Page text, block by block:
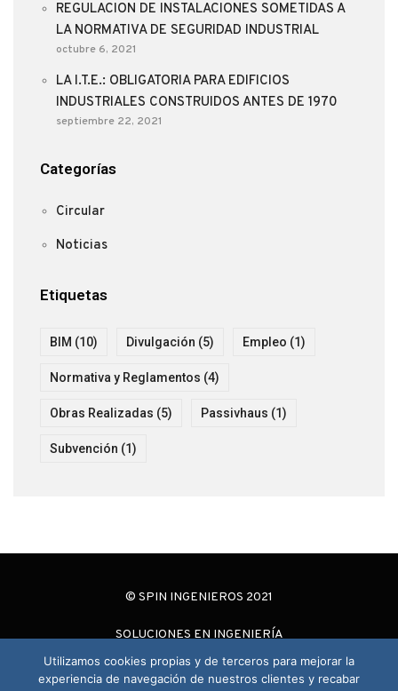
REGULACION DE INSTALACIONES SOMETIDAS A
LA NORMATIVA DE SEGURIDAD INDUSTRIAL
octubre 6, 2021
LA I.T.E.: OBLIGATORIA PARA EDIFICIOS
INDUSTRIALES CONSTRUIDOS ANTES DE 1970
septiembre 22, 2021
Categorías
Circular
Noticias
Etiquetas
BIM (10) Divulgación (5) Empleo (1)
Normativa y Reglamentos (4)
Obras Realizadas (5) Passivhaus (1)
Subvención (1)
© SPIN INGENIEROS 2021
SOLUCIONES EN INGENIERÍA
Utilizamos cookies propias y de terceros para mejorar la
experiencia de navegación de nuestros clientes y recabar